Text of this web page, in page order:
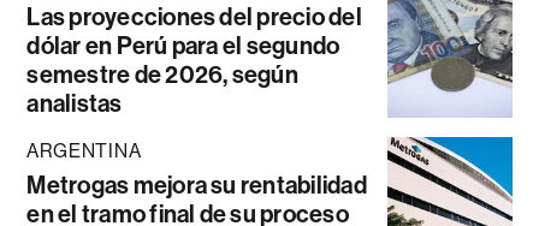
Las proyecciones del precio del
dólar en Perú para el segundo
semestre de 2026, según
analistas
ARGENTINA
Metrogas mejora su rentabilidad
en el tramo final de su proceso